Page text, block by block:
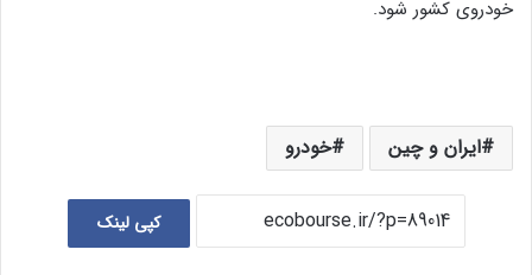
خودروی کشور شود.
ایران و چین خودرو
کپی لینک